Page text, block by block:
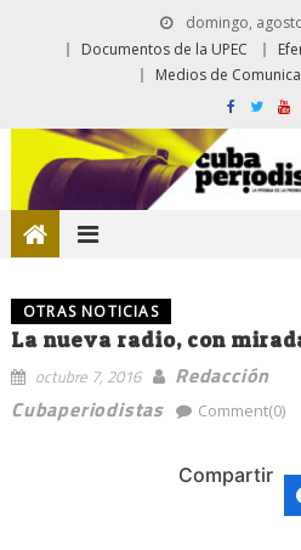
domingo,
Documentos de la UPEC
Medios de
OTRAS NOTICIAS
La nueva radio, con
octubre 7, 2016
Redacción
Cubaperiodistas
Comment(0)
Compartir